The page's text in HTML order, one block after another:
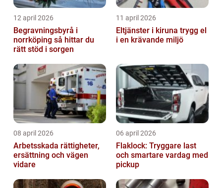
12 april 2026
Begravningsbyrå i
norrköping så hittar du
rätt stöd i sorgen
11 april 2026
Eltjänster i kiruna trygg el
i en krävande miljö
08 april 2026
Arbetsskada rättigheter,
ersättning och vägen
vidare
06 april 2026
Flaklock: Tryggare last
och smartare vardag med
pickup